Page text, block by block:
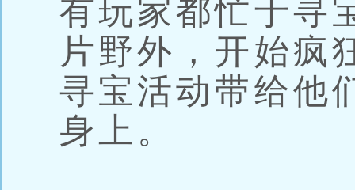
有玩家都忙于寻
片野外，开始疯
寻宝活动带给他
身上。